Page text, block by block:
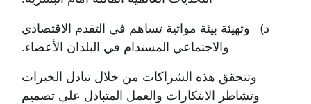
د) وتهيئة بيئة مواتية تساهم في التقدم الاقتصادي
والاجتماعي المستدام في البلدان الأعضاء.
وتتحقق هذه الشراكات من خلال تبادل الخبرات
وتشاطر الابتكارات والعمل المتبادل على تصميم